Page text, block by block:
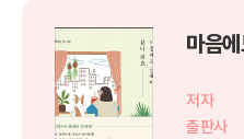
마음
저자
출판사